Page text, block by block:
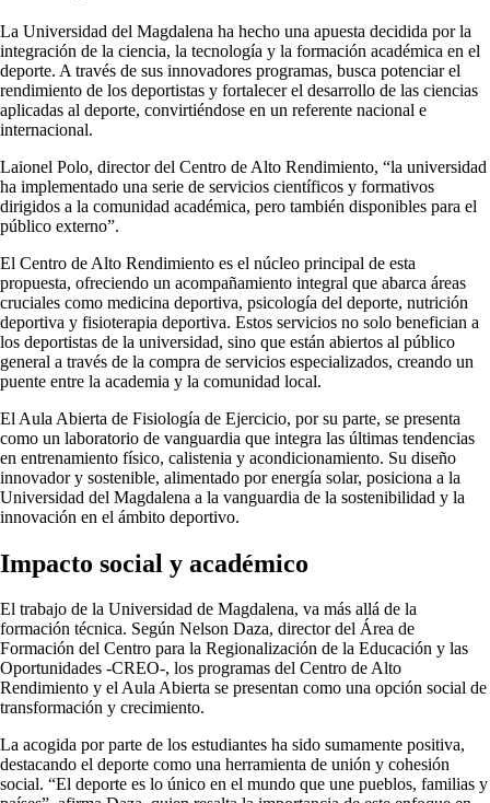
La Universidad del Magdalena ha hecho una apuesta decidida por la
integración de la ciencia, la tecnología y la formación académica en el
deporte. A través de sus innovadores programas, busca potenciar el
rendimiento de los deportistas y fortalecer el desarrollo de las ciencias
aplicadas al deporte, convirtiéndose en un referente nacional e
internacional.
Laionel Polo, director del Centro de Alto Rendimiento, “la universidad
ha implementado una serie de servicios científicos y formativos
dirigidos a la comunidad académica, pero también disponibles para el
público externo”.
El Centro de Alto Rendimiento es el núcleo principal de esta
propuesta, ofreciendo un acompañamiento integral que abarca áreas
cruciales como medicina deportiva, psicología del deporte, nutrición
deportiva y fisioterapia deportiva. Estos servicios no solo benefician a
los deportistas de la universidad, sino que están abiertos al público
general a través de la compra de servicios especializados, creando un
puente entre la academia y la comunidad local.
El Aula Abierta de Fisiología de Ejercicio, por su parte, se presenta
como un laboratorio de vanguardia que integra las últimas tendencias
en entrenamiento físico, calistenia y acondicionamiento. Su diseño
innovador y sostenible, alimentado por energía solar, posiciona a la
Universidad del Magdalena a la vanguardia de la sostenibilidad y la
innovación en el ámbito deportivo.
Impacto social y académico
El trabajo de la Universidad de Magdalena, va más allá de la
formación técnica. Según Nelson Daza, director del Área de
Formación del Centro para la Regionalización de la Educación y las
Oportunidades -CREO-, los programas del Centro de Alto
Rendimiento y el Aula Abierta se presentan como una opción social de
transformación y crecimiento.
La acogida por parte de los estudiantes ha sido sumamente positiva,
destacando el deporte como una herramienta de unión y cohesión
social. “El deporte es lo único en el mundo que une pueblos, familias y